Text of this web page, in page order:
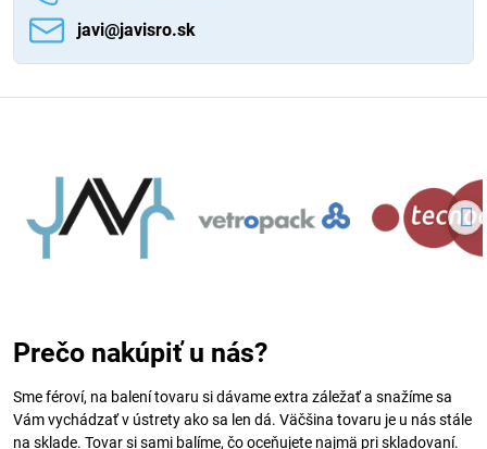
javi​@javisro​.sk
Prečo nakúpiť u nás?
Sme féroví, na balení tovaru si dávame extra záležať a snažíme sa
Vám vychádzať v ústrety ako sa len dá. Väčšina tovaru je u nás stále
na sklade. Tovar si sami balíme, čo oceňujete najmä pri skladovaní.